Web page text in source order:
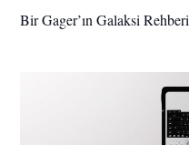
Bir Gager’ın Galaksi Rehberi